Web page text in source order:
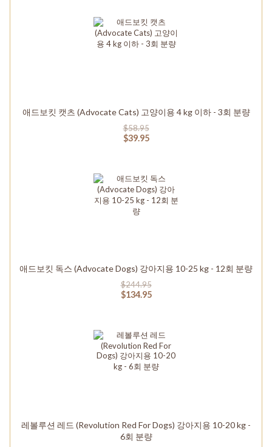
애드보킷 캣츠 (Advocate Cats) 고양이용 4 kg 이하 - 3회 분량
$58.95
$39.95
애드보킷 독스 (Advocate Dogs) 강아지용 10-25 kg - 12회 분량
$244.95
$134.95
레볼루션 레드 (Revolution Red For Dogs) 강아지용 10-20 kg -
6회 분량